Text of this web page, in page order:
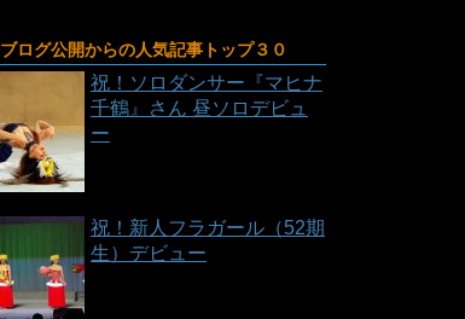
ブログ公開からの人気記事トップ３０
祝！ソロダンサー『マヒナ
千鶴』さん 昼ソロデビュ
ー
祝！新人フラガール（52期
生）デビュー